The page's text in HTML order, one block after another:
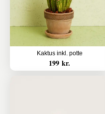
Kaktus inkl. potte
199 kr.